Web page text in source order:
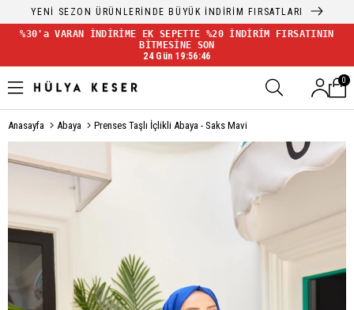
YENİ SEZON ÜRÜNLERİNDE BÜYÜK İNDİRİM FIRSATLARI
%30'a VARAN İNDİRİME EK SEPETTE %20 İNDİRİM FIRSATININ
BİTMESİNE SON
24 Gün 19:56:46
0
Anasayfa Abaya Prenses Taşlı İçlikli Abaya - Saks Mavi